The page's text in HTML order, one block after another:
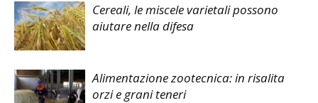
Cereali, le miscele varietali possono
aiutare nella difesa
Alimentazione zootecnica: in risalita
orzi e grani teneri